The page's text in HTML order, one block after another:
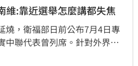
維:靠近選舉怎麼講都失焦
燒，衛福部日前公布7月4日專
中聯代表曾列席。針對外界質
授蘇南維還原現場，強調專家